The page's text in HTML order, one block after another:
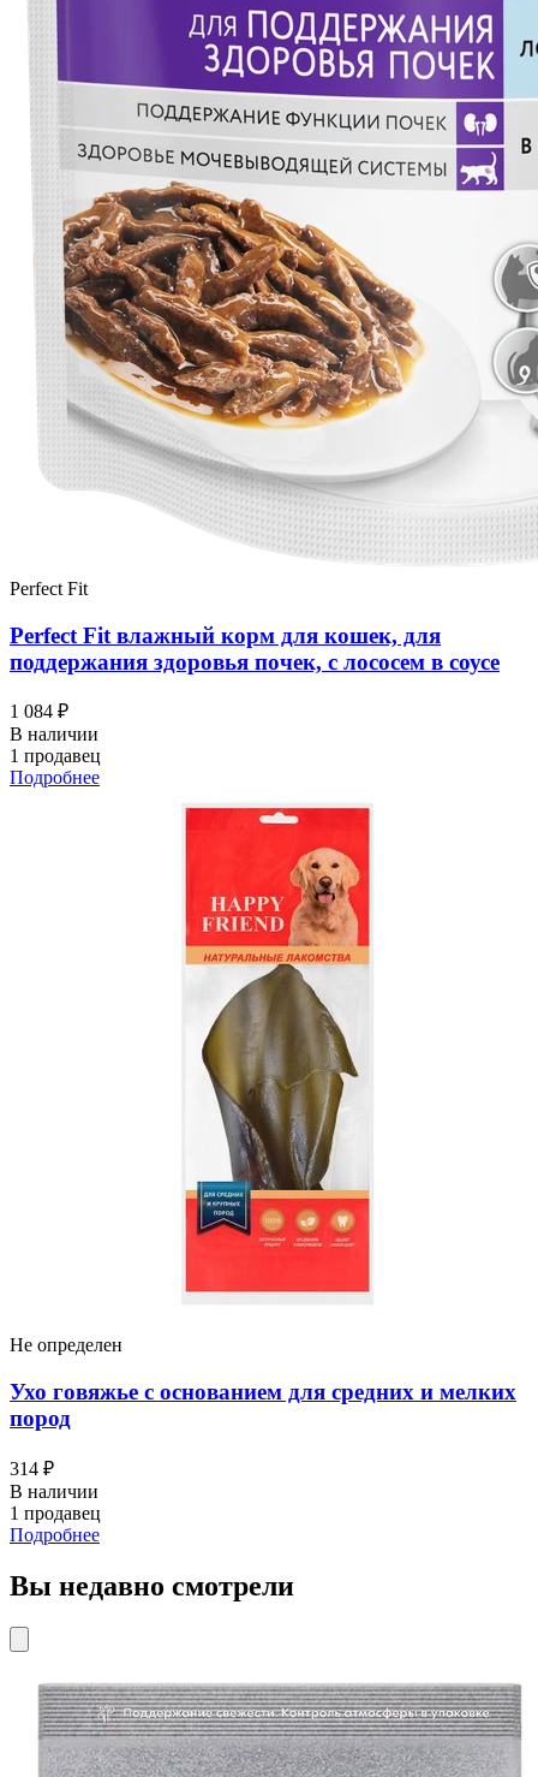
Perfect Fit
Perfect Fit влажный корм для кошек, для
поддержания здоровья почек, с лососем в соусе
1 084 ₽
В наличии
1 продавец
Подробнее
Не определен
Ухо говяжье с основанием для средних и мелких
пород
314 ₽
В наличии
1 продавец
Подробнее
Вы недавно смотрели